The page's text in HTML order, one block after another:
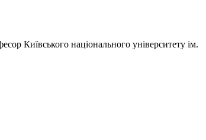
Київського національного університету ім.